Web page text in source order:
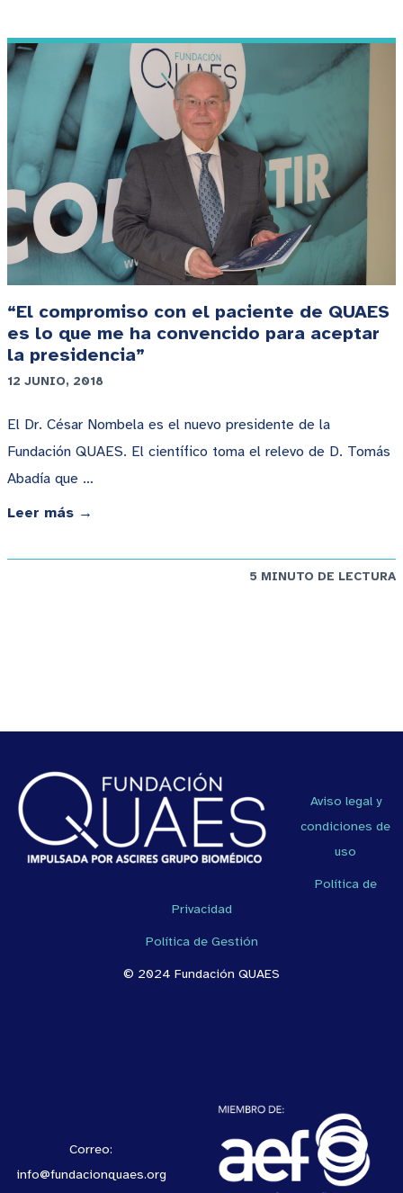
“El compromiso con el paciente de QUAES
es lo que me ha convencido para aceptar
la presidencia”
12 JUNIO, 2018
El Dr. César Nombela es el nuevo presidente de la
Fundación QUAES. El científico toma el relevo de D. Tomás
Abadía que …
Leer más →
5 MINUTO DE LECTURA
Aviso legal y
condiciones de
uso
Política de
Privacidad
Política de Gestión
© 2024 Fundación QUAES
Correo:
info@fundacionquaes.org